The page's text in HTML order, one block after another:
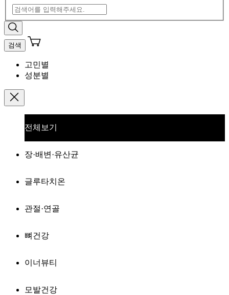
검색
고민별
성분별
전체보기
장·배변·유산균
글루타치온
관절·연골
뼈건강
이너뷰티
모발건강